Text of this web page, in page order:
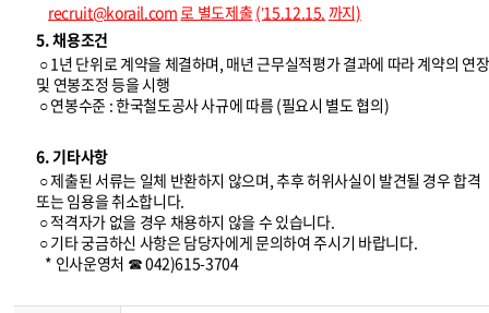
recruit@korail.com로 별도제출 (’15.12.15. 까지)
5. 채용조건
○ 1년 단위로 계약을 체결하며, 매년 근무실적평가 결과에 따라 계약의 연장
및 연봉조정 등을 시행
○ 연봉수준 : 한국철도공사 사규에 따름 (필요시 별도 협의)
6. 기타사항
○ 제출된 서류는 일체 반환하지 않으며, 추후 허위사실이 발견될 경우 합격
또는 임용을 취소합니다.
○ 적격자가 없을 경우 채용하지 않을 수 있습니다.
○ 기타 궁금하신 사항은 담당자에게 문의하여 주시기 바랍니다.
* 인사운영처 ☎ 042)615-3704